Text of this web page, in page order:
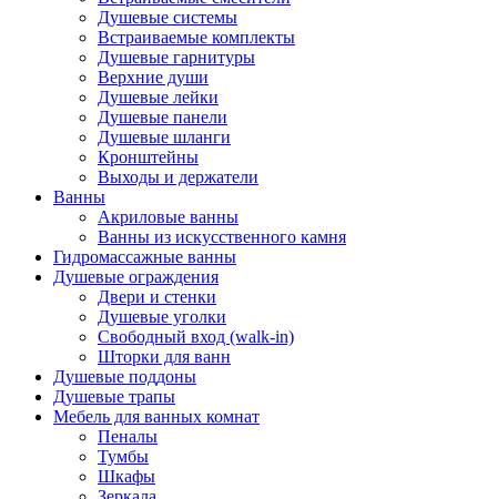
Душевые системы
Встраиваемые комплекты
Душевые гарнитуры
Верхние души
Душевые лейки
Душевые панели
Душевые шланги
Кронштейны
Выходы и держатели
Ванны
Акриловые ванны
Ванны из искусственного камня
Гидромассажные ванны
Душевые ограждения
Двери и стенки
Душевые уголки
Свободный вход (walk-in)
Шторки для ванн
Душевые поддоны
Душевые трапы
Мебель для ванных комнат
Пеналы
Тумбы
Шкафы